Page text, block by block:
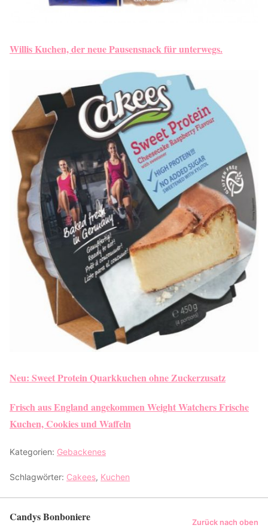
Willis Kuchen, der neue Pausensnack für unterwegs.
Neu: Sweet Protein Quarkkuchen ohne Zuckerzusatz
Frisch aus England angekommen Weight Watchers Frische
Kuchen, Cookies und Waffeln
Kategorien: Gebackenes
Schlagwörter: Cakees, Kuchen
Candys Bonboniere Zurück nach oben